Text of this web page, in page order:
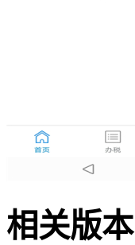
相关版本